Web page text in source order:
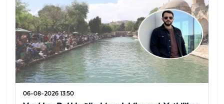
06-08-2026 13:50